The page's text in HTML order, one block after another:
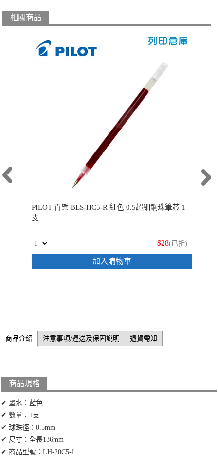
相關商品
PILOT 百樂 BLS-HC5-R 紅色 0.5超細鋼珠筆芯 1
支
$28(已折)
加入購物車
商品介紹 注意事項/運送及保固說明 退貨需知
商品規格
✔ 墨水：藍色
✔ 數量：1支
✔ 球珠徑：0.5mm
✔ 尺寸：全長136mm
✔ 商品型號：LH-20C5-L